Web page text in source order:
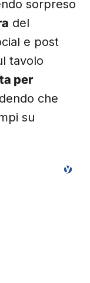
sorpreso
del
e post
tavolo
per
che
su